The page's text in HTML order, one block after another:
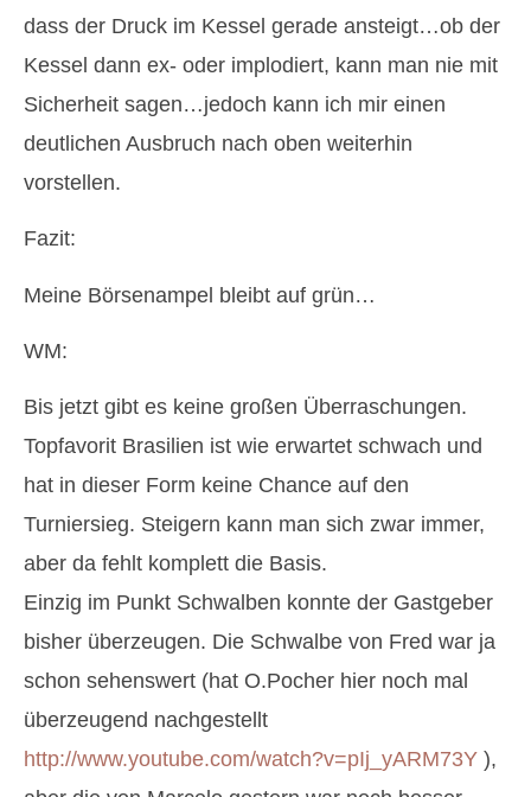
dass der Druck im Kessel gerade ansteigt…ob der
Kessel dann ex- oder implodiert, kann man nie mit
Sicherheit sagen…jedoch kann ich mir einen
deutlichen Ausbruch nach oben weiterhin
vorstellen.
Fazit:
Meine Börsenampel bleibt auf grün…
WM:
Bis jetzt gibt es keine großen Überraschungen.
Topfavorit Brasilien ist wie erwartet schwach und
hat in dieser Form keine Chance auf den
Turniersieg. Steigern kann man sich zwar immer,
aber da fehlt komplett die Basis.
Einzig im Punkt Schwalben konnte der Gastgeber
bisher überzeugen. Die Schwalbe von Fred war ja
schon sehenswert (hat O.Pocher hier noch mal
überzeugend nachgestellt
http://www.youtube.com/watch?v=pIj_yARM73Y ),